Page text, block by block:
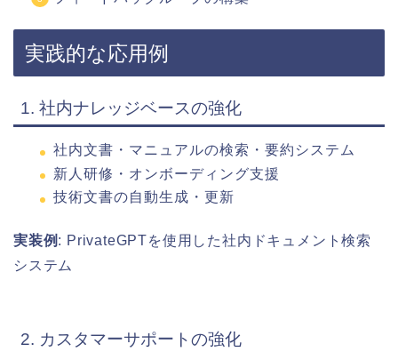
実践的な応用例
1. 社内ナレッジベースの強化
社内文書・マニュアルの検索・要約システム
新人研修・オンボーディング支援
技術文書の自動生成・更新
実装例 : PrivateGPTを使用した社内ドキュメント検索
システム
2. カスタマーサポートの強化